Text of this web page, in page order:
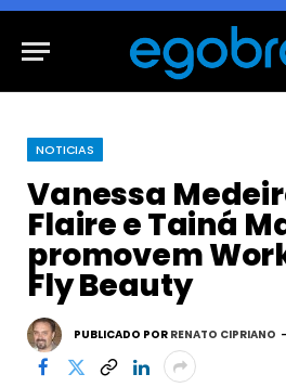
NOTICIAS
Vanessa
Flaire e Tainá
promovem
Fly Beauty
PUBLICADO POR RENATO CIPRIANO